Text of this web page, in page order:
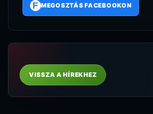
F MEGOSZTÁS FACEBOOKON
VISSZA A HÍREKHEZ